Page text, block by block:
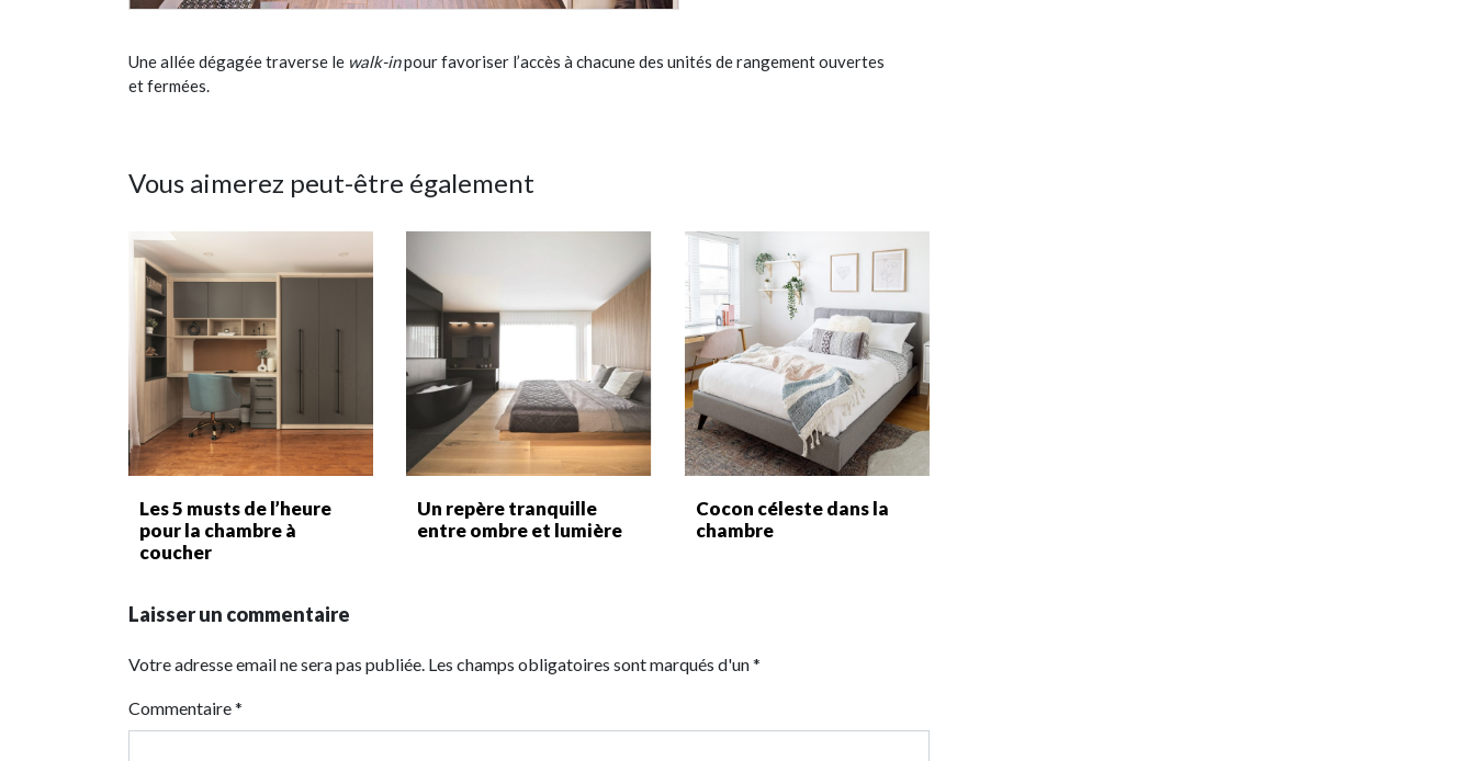
Une allée dégagée traverse le walk-inpour favoriser l’accès à chacune des unités de rangement ouvertes
et fermées.
Vous aimerez peut-être également
Les 5 musts de l’heure
pour la chambre à
coucher
Un repère tranquille
entre ombre et lumière
Cocon céleste dans la
chambre
Laisser un commentaire
Votre adresse email ne sera pas publiée. Les champs obligatoires sont marqués d'un *
Commentaire*